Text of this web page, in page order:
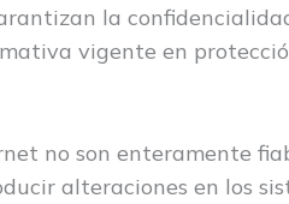
la
vigente en
no son enteramente
alteraciones en los